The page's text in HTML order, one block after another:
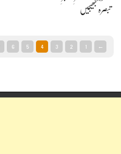
تبصرہ بھیجیں
←
1
2
3
4
5
6